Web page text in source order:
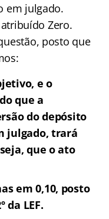
em julgado.
Zero.
posto que
e o
que a
do depósito
julgado, trará
que o ato
em 0,10, posto
da LEF.